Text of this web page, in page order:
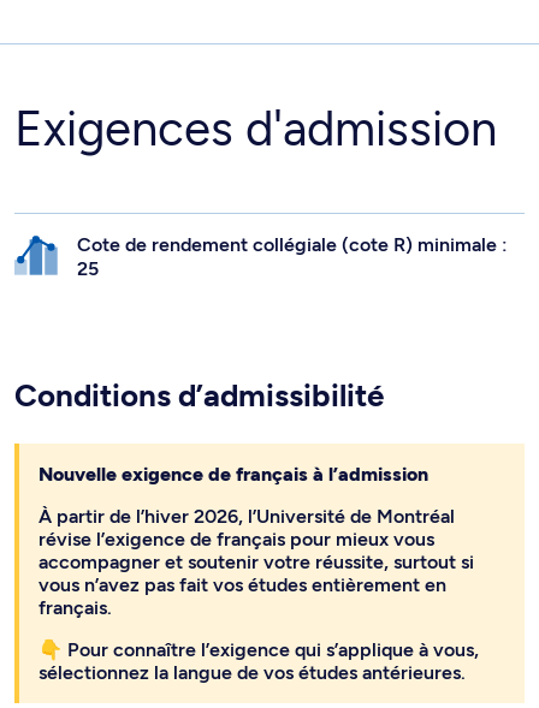
Exigences d'admission
Cote de rendement collégiale (cote R) minimale :
25
Conditions d’admissibilité
Nouvelle exigence de français à l’admission
À partir de l’hiver 2026, l’Université de Montréal
révise l’exigence de français pour mieux vous
accompagner et soutenir votre réussite, surtout si
vous n’avez pas fait vos études entièrement en
français.
👇 Pour connaître l’exigence qui s’applique à vous,
sélectionnez la langue de vos études antérieures.